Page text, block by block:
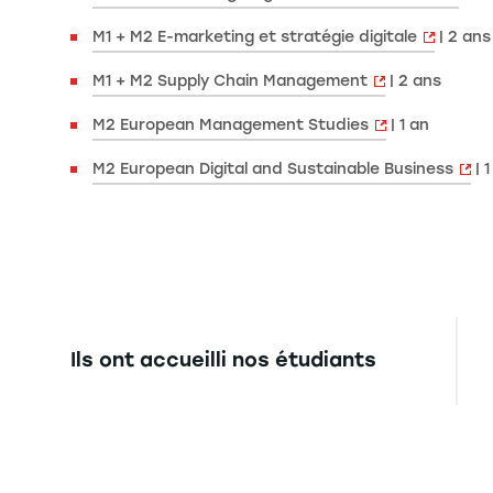
M1 + M2 E-marketing et stratégie digitale | 2 ans
M1 + M2 Supply Chain Management | 2 ans
M2 European Management Studies | 1 an
M2 European Digital and Sustainable Business |
Ils ont accueilli nos étudiants